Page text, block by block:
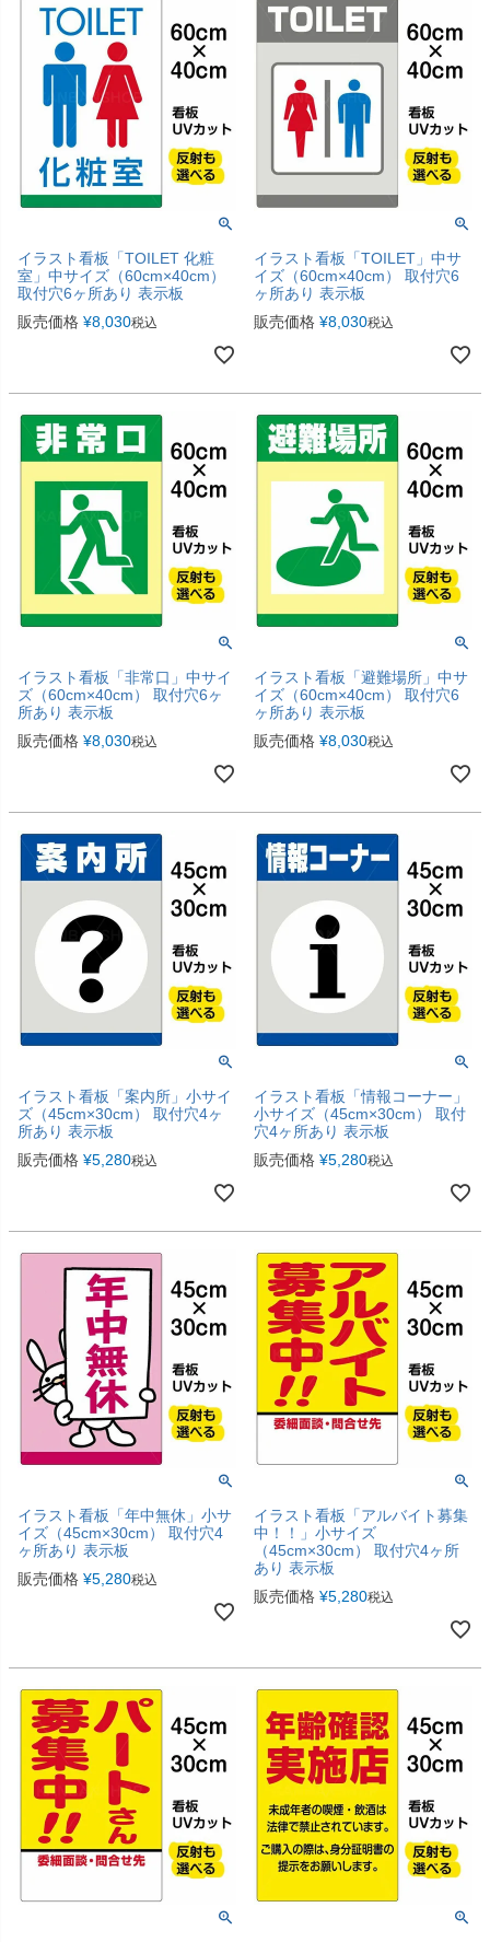
イラスト看板「TOILET 化粧
室」中サイズ（60cm×40cm）
取付穴6ヶ所あり 表示板
販売価格 ¥8,030税込
イラスト看板「TOILET」中サ
イズ（60cm×40cm） 取付穴6
ヶ所あり 表示板
販売価格 ¥8,030税込
イラスト看板「非常口」中サイ
ズ（60cm×40cm） 取付穴6ヶ
所あり 表示板
販売価格 ¥8,030税込
イラスト看板「避難場所」中サ
イズ（60cm×40cm） 取付穴6
ヶ所あり 表示板
販売価格 ¥8,030税込
イラスト看板「案内所」小サイ
ズ（45cm×30cm） 取付穴4ヶ
所あり 表示板
販売価格 ¥5,280税込
イラスト看板「情報コーナー」
小サイズ（45cm×30cm） 取付
穴4ヶ所あり 表示板
販売価格 ¥5,280税込
イラスト看板「年中無休」小サ
イズ（45cm×30cm） 取付穴4
ヶ所あり 表示板
販売価格 ¥5,280税込
イラスト看板「アルバイト募集
中！！」小サイズ
（45cm×30cm） 取付穴4ヶ所
あり 表示板
販売価格 ¥5,280税込